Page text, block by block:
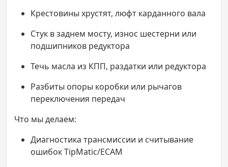
Крестовины хрустят, люфт карданного вала
Стук в заднем мосту, износ шестерни или
подшипников редуктора
Течь масла из КПП, раздатки или редуктора
Разбиты опоры коробки или рычагов
переключения передач
Что мы делаем:
Диагностика трансмиссии и считывание
ошибок TipMatic/ECAM